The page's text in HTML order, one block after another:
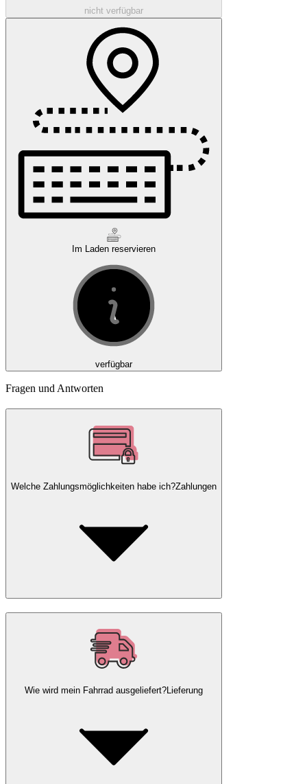
nicht verfügbar
Im Laden reservieren
verfügbar
Fragen und Antworten
Welche Zahlungsmöglichkeiten habe ich?Zahlungen
Wie wird mein Fahrrad ausgeliefert? Lieferung